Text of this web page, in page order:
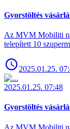
Gyorstöltés
Az MVM Mobiliti
telepített 10
2025.01.25.
2025.01.25. 07:48
Gyorstöltés
Az MVM Mobiliti